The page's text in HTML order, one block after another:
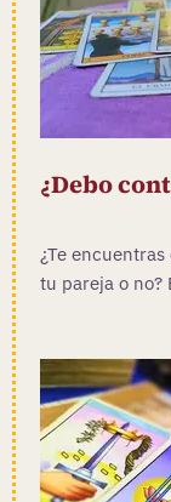
¿Debo
¿Te
tu pareja o no?